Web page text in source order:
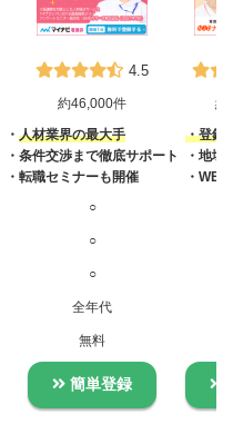
4.5
約46,000件 約
・ 人材業界の最大手
・条件交渉まで徹底サポート
・転職セミナーも開催
・登録
・地域
・
○
○
○
全年代
無料
簡単登録